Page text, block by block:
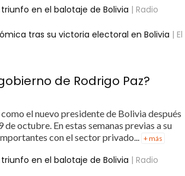
en el balotaje de Bolivia | Radio
tras su victoria electoral en Bolivia | El
de Rodrigo Paz?
el nuevo presidente de Bolivia después
octubre. En estas semanas previas a su
con el sector privado... + más
en el balotaje de Bolivia | Radio